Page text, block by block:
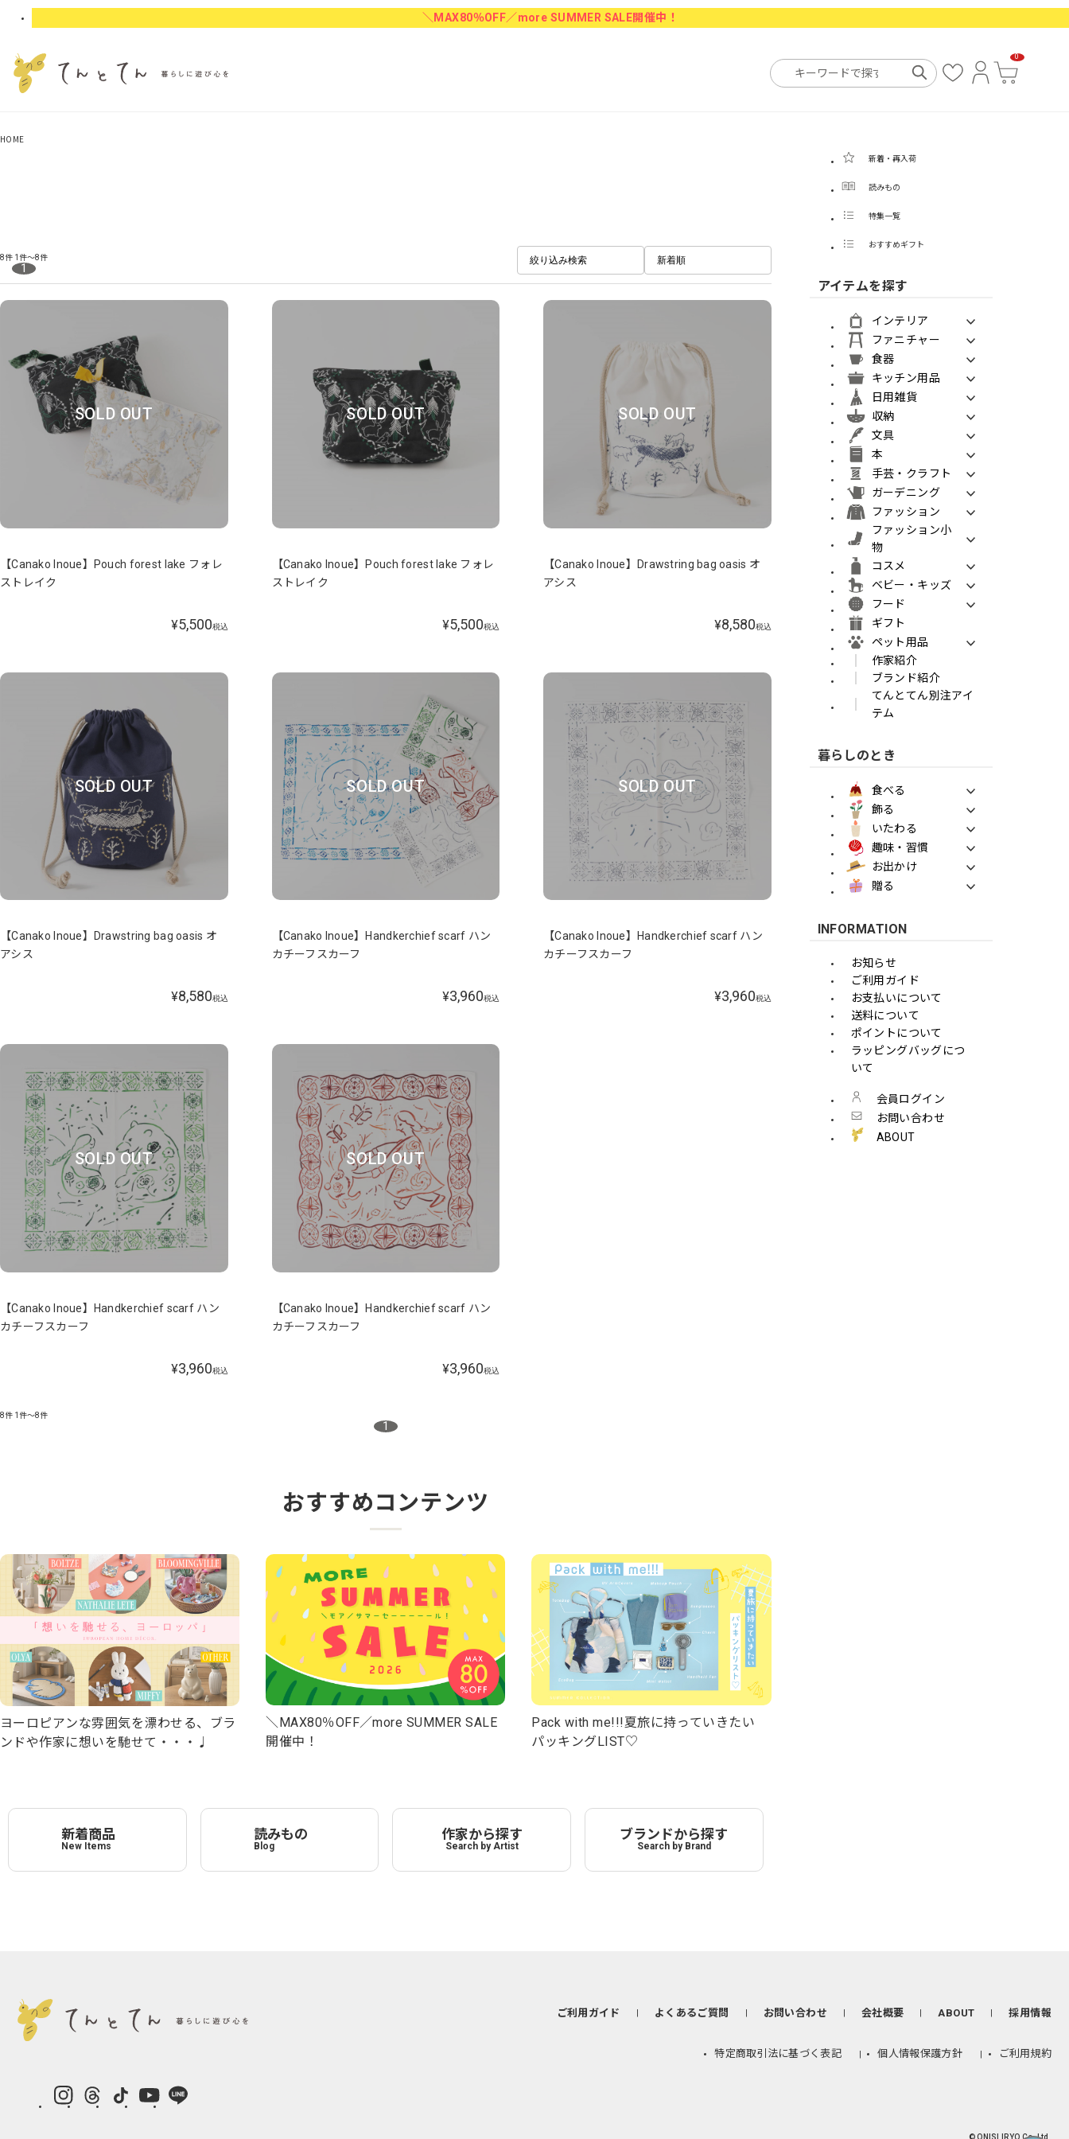
＼MAX80％OFF／more SUMMER SALE開催中！
0
HOME
8件 1件～8件
1
絞り込み検索 新着順
SOLD OUT
【Canako Inoue】Pouch forest lake フォレ
ストレイク
¥5,500税込
SOLD OUT
【Canako Inoue】Pouch forest lake フォレ
ストレイク
¥5,500税込
SOLD OUT
【Canako Inoue】Drawstring bag oasis オ
アシス
¥8,580税込
SOLD OUT
【Canako Inoue】Drawstring bag oasis オ
アシス
¥8,580税込
SOLD OUT
【Canako Inoue】Handkerchief scarf ハン
カチーフスカーフ
¥3,960税込
SOLD OUT
【Canako Inoue】Handkerchief scarf ハン
カチーフスカーフ
¥3,960税込
SOLD OUT
【Canako Inoue】Handkerchief scarf ハン
カチーフスカーフ
¥3,960税込
SOLD OUT
【Canako Inoue】Handkerchief scarf ハン
カチーフスカーフ
¥3,960税込
8件 1件～8件
1
おすすめコンテンツ
ヨーロピアンな雰囲気を漂わせる、ブラ
ンドや作家に想いを馳せて・・・♩
＼MAX80％OFF／more SUMMER SALE
開催中！
Pack with me!!!夏旅に持っていきたい
パッキングLIST♡
新着商品
New Items
読みもの
Blog
作家から探す
Search by Artist
ブランドから探す
Search by Brand
新着・再入荷
読みもの
特集一覧
おすすめギフト
アイテムを探す
インテリア
ファニチャー
食器
キッチン用品
日用雑貨
収納
文具
本
手芸・クラフト
ガーデニング
ファッション
ファッション小
物
コスメ
ベビー・キッズ
フード
ギフト
ペット用品
作家紹介
ブランド紹介
てんとてん別注アイ
テム
暮らしのとき
食べる
飾る
いたわる
趣味・習慣
お出かけ
贈る
INFORMATION
お知らせ
ご利用ガイド
お支払いについて
送料について
ポイントについて
ラッピングバッグにつ
いて
会員ログイン
お問い合わせ
ABOUT
instagramThreads LINE
ご利用ガイド よくあるご質問 お問い合わせ 会社概要 ABOUT 採用情報
特定商取引法に基づく表記 個人情報保護方針 ご利用規約
© ONISI IRYO Co, Ltd.